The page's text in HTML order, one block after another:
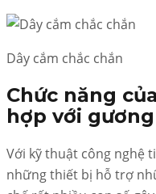
Dây cắm chắc chắn
Chức năng
hợp với
Với kỹ thuật công nghệ
những thiết bị hỗ trợ